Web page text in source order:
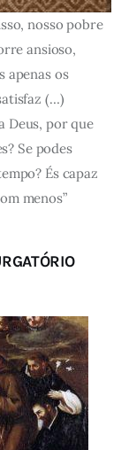
nosso pobre
ansioso,
apenas os
(…)
Deus, por que
Se podes
És capaz
menos”